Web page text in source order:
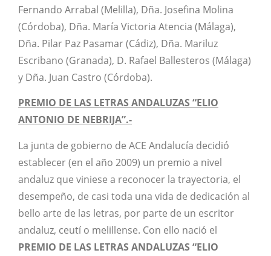
Fernando Arrabal (Melilla), Dña. Josefina Molina
(Córdoba), Dña. María Victoria Atencia (Málaga),
Dña. Pilar Paz Pasamar (Cádiz), Dña. Mariluz
Escribano (Granada), D. Rafael Ballesteros (Málaga)
y Dña. Juan Castro (Córdoba).
PREMIO DE LAS LETRAS ANDALUZAS “ELIO
ANTONIO DE NEBRIJA”.-
La junta de gobierno de ACE Andalucía decidió
establecer (en el año 2009) un premio a nivel
andaluz que viniese a reconocer la trayectoria, el
desempeño, de casi toda una vida de dedicación al
bello arte de las letras, por parte de un escritor
andaluz, ceutí o melillense. Con ello nació el
PREMIO DE LAS LETRAS ANDALUZAS “ELIO